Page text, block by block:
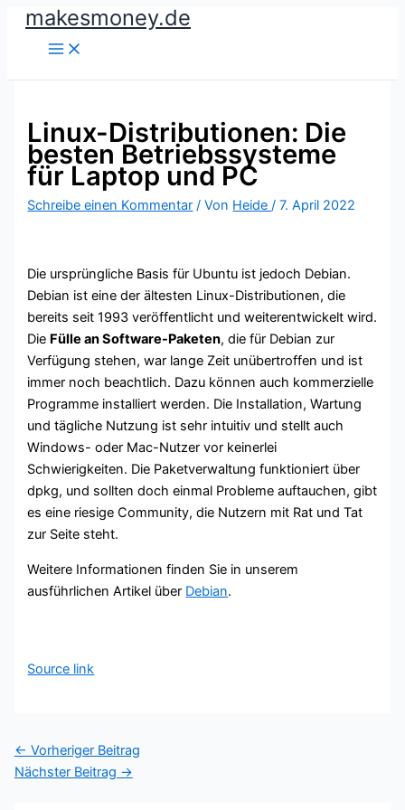
Zummakesmoney.de
Linux-Distributionen: Die
besten Betriebssysteme
für Laptop und PC
Schreibe einen Kommentar / Von Heide/7. April 2022
Die ursprüngliche Basis für Ubuntu ist jedoch Debian.
Debian ist eine der ältesten Linux-Distributionen, die
bereits seit 1993 veröffentlicht und weiterentwickelt wird.
Die Fülle an Software-Paketen, die für Debian zur
Verfügung stehen, war lange Zeit unübertroffen und ist
immer noch beachtlich. Dazu können auch kommerzielle
Programme installiert werden. Die Installation, Wartung
und tägliche Nutzung ist sehr intuitiv und stellt auch
Windows- oder Mac-Nutzer vor keinerlei
Schwierigkeiten. Die Paketverwaltung funktioniert über
dpkg, und sollten doch einmal Probleme auftauchen, gibt
es eine riesige Community, die Nutzern mit Rat und Tat
zur Seite steht.
Weitere Informationen finden Sie in unserem
ausführlichen Artikel über Debian.
Source link
← Vorheriger Beitrag
Nächster Beitrag →